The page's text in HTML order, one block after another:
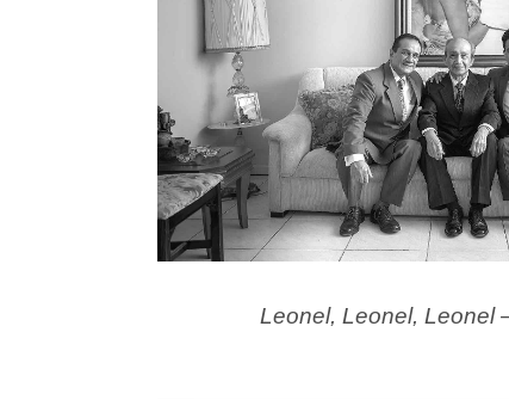
Leonel, Leonel, Leonel